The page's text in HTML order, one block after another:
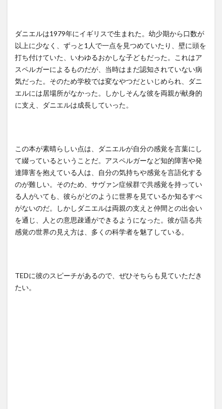
ダニエルは1979年にイギリスで生まれた。幼少期から口数が
以上に少なく、ずっと1人で一点を見つめていたり、壁に頭を
打ち付けていた、いわゆるおかしな子どもだった。これはア
スペルガーによるものだが、当時はまだ認知されていない病
気だった。そのため学校では変なやつだといじめられ、ダニ
エルには居場所がなかった。しかしそんな彼を両親が献身的
に支え、ダニエルは成長していった。
この本が素晴らしい点は、ダニエルが自分の感覚を言葉にし
て綴っているということだ。アスペルガーなど知的障害や発
達障害を抱えている人は、自分の気持ちや感覚を言語化する
のが難しい。そのため、サヴァン症候群で共感覚を持ってい
る人がいても、彼らがどのように世界を見ているか知るすべ
がないのだ。しかしダニエルは両親の支えと仲間との出会い
を通じ、人との意思疎通ができるようになった。彼が語る共
感覚の世界の見え方は、多くの科学者を魅了している。
TEDに彼のスピーチがあるので、ぜひそちらも見ていただき
たい。